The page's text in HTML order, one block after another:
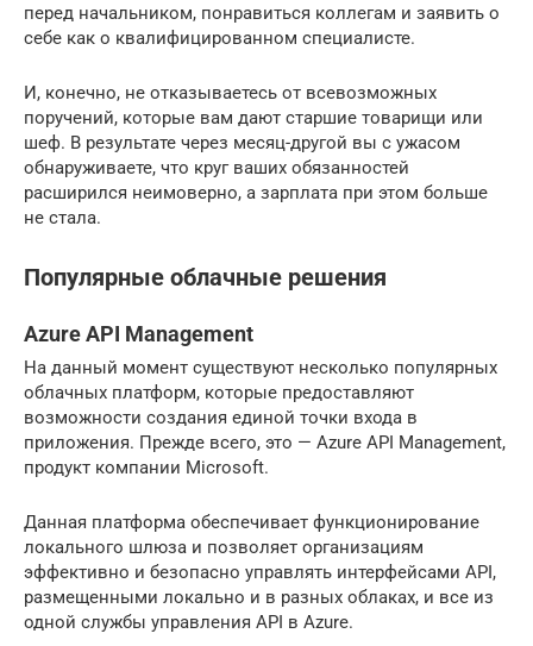
перед начальником, понравиться коллегам и заявить о
себе как о квалифицированном специалисте.
И, конечно, не отказываетесь от всевозможных
поручений, которые вам дают старшие товарищи или
шеф. В результате через месяц-другой вы с ужасом
обнаруживаете, что круг ваших обязанностей
расширился неимоверно, а зарплата при этом больше
не стала.
Популярные облачные решения
Azure API Management
На данный момент существуют несколько популярных
облачных платформ, которые предоставляют
возможности создания единой точки входа в
приложения. Прежде всего, это — Azure API Management,
продукт компании Microsoft.
Данная платформа обеспечивает функционирование
локального шлюза и позволяет организациям
эффективно и безопасно управлять интерфейсами API,
размещенными локально и в разных облаках, и все из
одной службы управления API в Azure.